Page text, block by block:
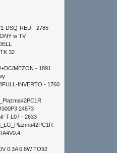
DSQ-RED - 2785
w TV
32
MEZON - 1891
FULL-INVERTO - 1760
24573
T L07 - 2633
0.3A 0.8W TO92